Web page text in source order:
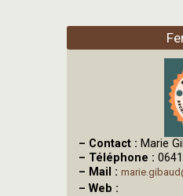
– Contact : Marie
– Téléphone :
– Mail :
– Web :